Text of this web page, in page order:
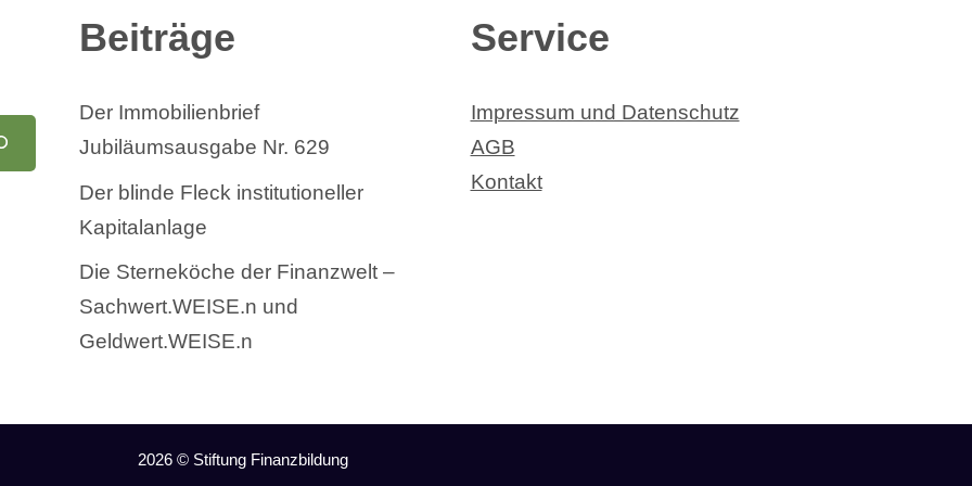
Beiträge
Der Immobilienbrief
Jubiläumsausgabe Nr. 629
Der blinde Fleck institutioneller
Kapitalanlage
Die Sterneköche der Finanzwelt –
Sachwert.WEISE.n und
Geldwert.WEISE.n
Service
Impressum und Datenschutz
AGB
Kontakt
2026 © Stiftung Finanzbildung